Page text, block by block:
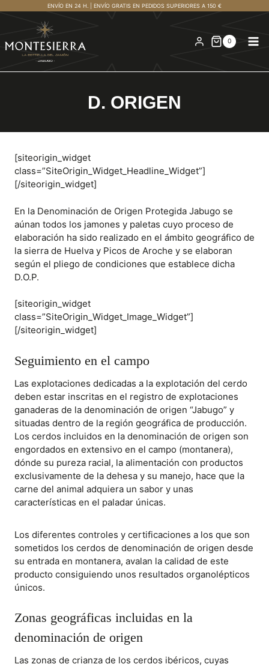
contenido
ENVÍO EN 24 H. | ENVÍO GRATIS EN PEDIDOS SUPERIORES A 150 €
0
D. ORIGEN
[siteorigin_widget
class=”SiteOrigin_Widget_Headline_Widget”]
[/siteorigin_widget]
En la Denominación de Origen Protegida Jabugo se
aúnan todos los jamones y paletas cuyo proceso de
elaboración ha sido realizado en el ámbito geográfico de
la sierra de Huelva y Picos de Aroche y se elaboran
según el pliego de condiciones que establece dicha
D.O.P.
[siteorigin_widget
class=”SiteOrigin_Widget_Image_Widget”]
[/siteorigin_widget]
Seguimiento en el campo
Las explotaciones dedicadas a la explotación del cerdo
deben estar inscritas en el registro de explotaciones
ganaderas de la denominación de origen “Jabugo” y
situadas dentro de la región geográfica de producción.
Los cerdos incluidos en la denominación de origen son
engordados en extensivo en el campo (montanera),
dónde su pureza racial, la alimentación con productos
exclusivamente de la dehesa y su manejo, hace que la
carne del animal adquiera un sabor y unas
características en el paladar únicas.
Los diferentes controles y certificaciones a los que son
sometidos los cerdos de denominación de origen desde
su entrada en montanera, avalan la calidad de este
producto consiguiendo unos resultados organolépticos
únicos.
Zonas geográficas incluidas en la
denominación de origen
Las zonas de crianza de los cerdos ibéricos, cuyas